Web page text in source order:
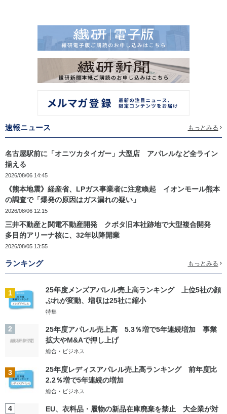
速報ニュース もっとみる
名古屋駅前に「オニツカタイガー」大型店 アパレルなど全ライン
揃える
2026/08/06 14:45
《熊本地震》経産省、LPガス事業者に注意喚起 イオンモール熊本
の調査で「爆発の原因はガス漏れの疑い」
2026/08/06 12:15
三井不動産と関電不動産開発 クボタ旧本社跡地で大型複合開発
多目的アリーナ核に、32年以降開業
2026/08/05 13:55
ランキング もっとみる
1
25年度メンズアパレル売上高ランキング 上位5社の顔
ぶれが変動、増収は25社に縮小
特集
2
25年度アパレル売上高 5.3％増で5年連続増加 事業
拡大やM&Aで押し上げ
総合・ビジネス
3
25年度レディスアパレル売上高ランキング 前年度比
2.2％増で5年連続の増加
総合・ビジネス
4
EU、衣料品・履物の新品在庫廃棄を禁止 大企業が対